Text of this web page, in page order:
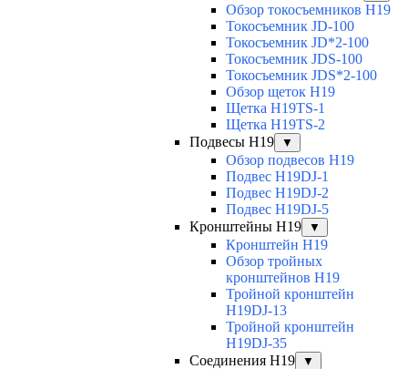
Обзор токосъемников H19
Токосъемник JD-100
Токосъемник JD*2-100
Токосъемник JDS-100
Токосъемник JDS*2-100
Обзор щеток H19
Щетка H19TS-1
Щетка H19TS-2
Подвесы H19
▼
Обзор подвесов H19
Подвес H19DJ-1
Подвес H19DJ-2
Подвес H19DJ-5
Кронштейны H19
▼
Кронштейн H19
Обзор тройных
кронштейнов H19
Тройной кронштейн
H19DJ-13
Тройной кронштейн
H19DJ-35
Соединения H19
▼